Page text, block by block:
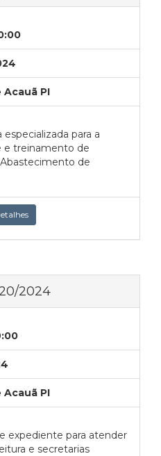
PI
para a
e treinamento de
de
2024
PI
expediente para atender
e secretarias